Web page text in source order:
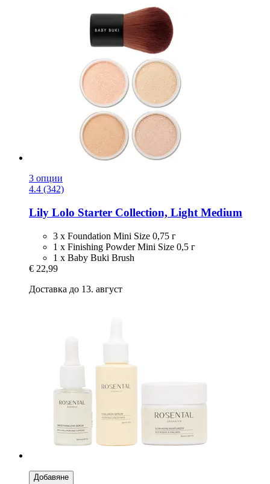
3 опции
4.4 (342)
Lily Lolo Starter Collection, Light Medium
3 x Foundation Mini Size 0,75 г
1 x Finishing Powder Mini Size 0,5 г
1 x Baby Buki Brush
€ 22,99
Доставка до 13. август
Добавяне